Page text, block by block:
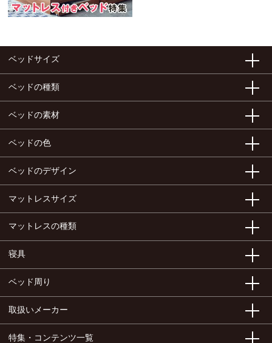
ベッドサイズ
ベッドの種類
ベッドの素材
ベッドの色
ベッドのデザイン
マットレスサイズ
マットレスの種類
寝具
ベッド周り
取扱いメーカー
特集・コンテンツ一覧